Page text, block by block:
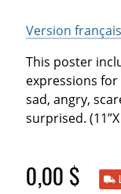
Version
This poster
expressions
sad, angry,
surprised.
0,00 $